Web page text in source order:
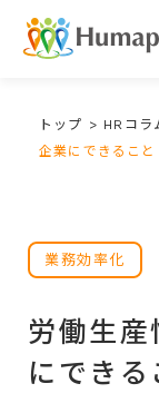
トップ > HRコラ
企業にできること
業務効率化
労働生
にできる